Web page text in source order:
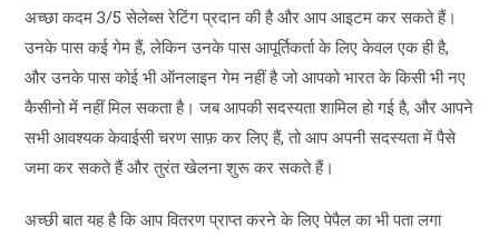
अच्छा कदम 3/5 सेलेब्स रेटिंग प्रदान की है और आप आइटम कर सकते हैं।
उनके पास कई गेम हैं, लेकिन उनके पास आपूर्तिकर्ता के लिए केवल एक ही है,
और उनके पास कोई भी ऑनलाइन गेम नहीं है जो आपको भारत के किसी भी नए
कैसीनो में नहीं मिल सकता है। जब आपकी सदस्यता शामिल हो गई है, और आपने
सभी आवश्यक केवाईसी चरण साफ़ कर लिए हैं, तो आप अपनी सदस्यता में पैसे
जमा कर सकते हैं और तुरंत खेलना शुरू कर सकते हैं।
अच्छी बात यह है कि आप वितरण प्राप्त करने के लिए पेपैल का भी पता लगा